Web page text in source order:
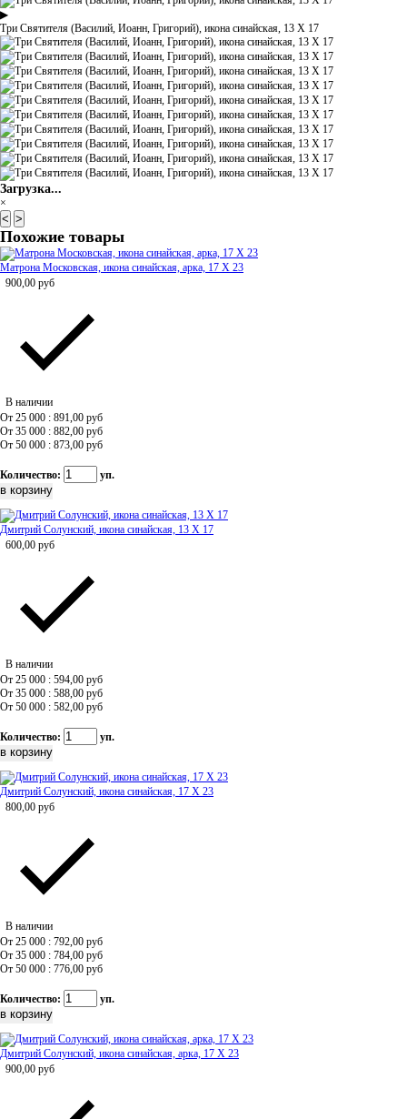
▶
Три Святителя (Василий, Иоанн, Григорий), икона синайская, 13 Х 17
Загрузка...
×
< >
Похожие товары
Матрона Московская, икона синайская, арка, 17 Х 23
900,00 руб
В наличии
От 25 000 : 891,00 руб
От 35 000 : 882,00 руб
От 50 000 : 873,00 руб
Количество: уп.
Дмитрий Солунский, икона синайская, 13 Х 17
600,00 руб
В наличии
От 25 000 : 594,00 руб
От 35 000 : 588,00 руб
От 50 000 : 582,00 руб
Количество: уп.
Дмитрий Солунский, икона синайская, 17 Х 23
800,00 руб
В наличии
От 25 000 : 792,00 руб
От 35 000 : 784,00 руб
От 50 000 : 776,00 руб
Количество: уп.
Дмитрий Солунский, икона синайская, арка, 17 Х 23
900,00 руб